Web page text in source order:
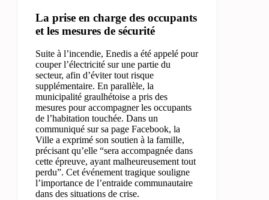
La prise en charge des occupants
et les mesures de sécurité
Suite à l’incendie, Enedis a été appelé pour
couper l’électricité sur une partie du
secteur, afin d’éviter tout risque
supplémentaire. En parallèle, la
municipalité graulhétoise a pris des
mesures pour accompagner les occupants
de l’habitation touchée. Dans un
communiqué sur sa page Facebook, la
Ville a exprimé son soutien à la famille,
précisant qu’elle “sera accompagnée dans
cette épreuve, ayant malheureusement tout
perdu”. Cet événement tragique souligne
l’importance de l’entraide communautaire
dans des situations de crise.